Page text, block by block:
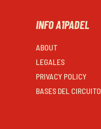
INFO A1PADEL
ABOUT
LEGALES
PRIVACY POLICY
BASES DEL CIRCUITO